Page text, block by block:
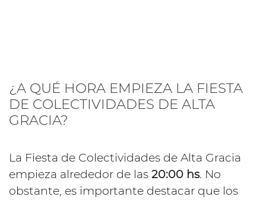
¿A QUÉ HORA EMPIEZA LA FIESTA
DE COLECTIVIDADES DE ALTA
GRACIA?
La Fiesta de Colectividades de Alta Gracia
empieza alrededor de las 20:00 hs. No
obstante, es importante destacar que los